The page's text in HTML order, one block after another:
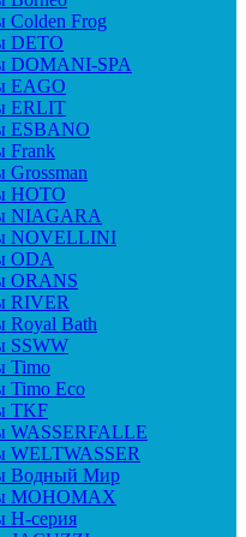
Frog
DETO
DOMANI-SPA
EAGO
ERLIT
ESBANO
Frank
HOTO
NIAGARA
NOVELLINI
ODA
ORANS
RIVER
Royal Bath
SSWW
Timo
Timo Eco
TKF
WASSERFALLE
WELTWASSER
Водный Мир
МОНОМАХ
H-серия